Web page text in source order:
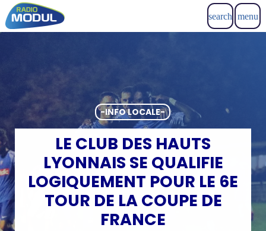
search menu
-INFO LOCALE-
LE CLUB DES HAUTS
LYONNAIS SE QUALIFIE
LOGIQUEMENT POUR LE 6E
TOUR DE LA COUPE DE
FRANCE